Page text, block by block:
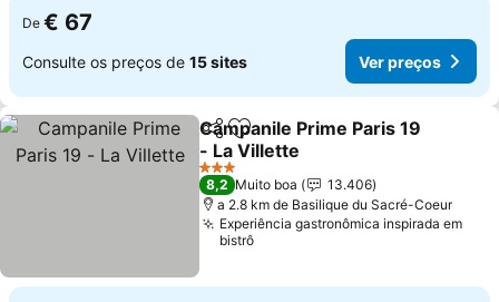
De € 67
Consulte os preços de 15 sites Ver preços
PartilharAdicionar aos favoritos
Campanile Prime Paris 19
- La Villette
Ver preços
3 Estrelas
8,2 Muito boa
13.406
a 2.8 km de Basilique du Sacré-Coeur
Experiência gastronômica inspirada em
bistrô